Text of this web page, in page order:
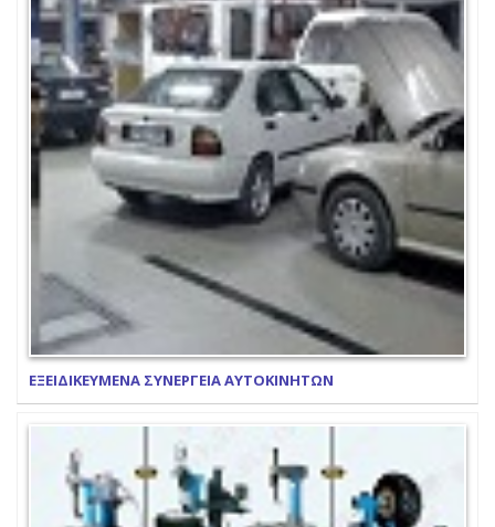
ΕΞΕΙΔΙΚΕΥΜΕΝΑ ΣΥΝΕΡΓΕΙΑ ΑΥΤΟΚΙΝΗΤΩΝ